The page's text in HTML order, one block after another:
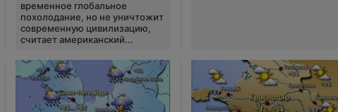
временное глобальное
похолодание, но не уничтожит
современную цивилизацию,
считает американский...